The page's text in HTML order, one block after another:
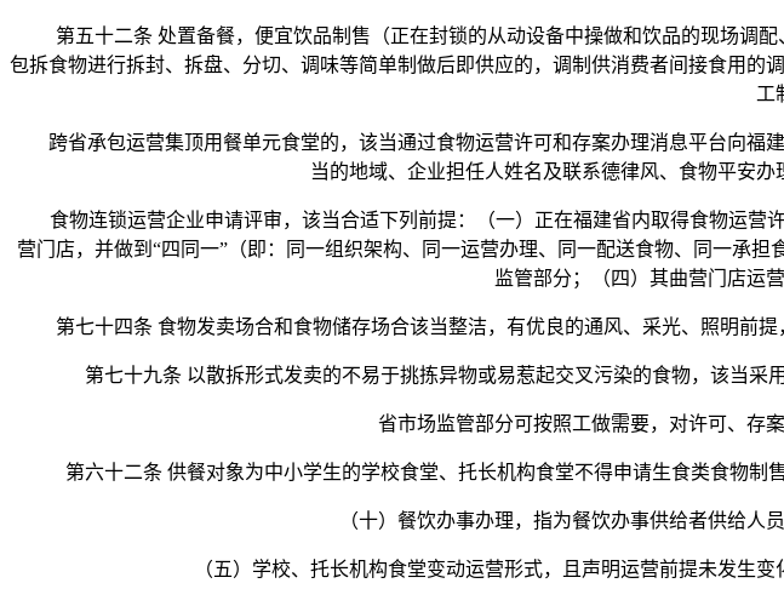
第五十二条 处置备餐，便宜饮品制售（正在封锁的从动设备中操做和饮品的现场调配
包拆食物进行拆封、拆盘、分切、调味等简单制做后即供应的，调制供消费者间接食用
工
跨省承包运营集顶用餐单元食堂的，该当通过食物运营许可和存案办理消息平台向福
当的地域、企业担任人姓名及联系德律风、食物平安
食物连锁运营企业申请评审，该当合适下列前提：（一）正在福建省内取得食物运营
营门店，并做到“四同一”（即：同一组织架构、同一运营办理、同一配送食物、同一承
监管部分；（四）其曲营门店运
第七十四条 食物发卖场合和食物储存场合该当整洁，有优良的通风、采光、照明前提
第七十九条 以散拆形式发卖的不易于挑拣异物或易惹起交叉污染的食物，该当采
省市场监管部分可按照工做需要，对许可、存案
第六十二条 供餐对象为中小学生的学校食堂、托长机构食堂不得申请生食类食物制
（十）餐饮办事办理，指为餐饮办事供给者供给人员
（五）学校、托长机构食堂变动运营形式，且声明运营前提未发生变